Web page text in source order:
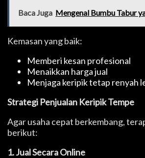
Baca Juga Mengenal Bumbu Tabur
Kemasan yang baik:
Memberi kesan profesional
Menaikkan harga jual
Menjaga keripik tetap renyah
Strategi Penjualan Keripik Tempe
Agar usaha cepat berkembang,
berikut:
1. Jual Secara Online